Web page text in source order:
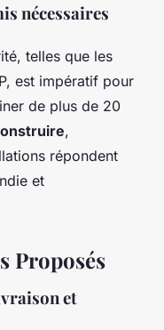
nécessaires
telles que les
est impératif pour
de plus de 20
,
répondent
et
Proposés
et